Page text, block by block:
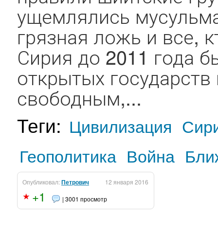
ущемлялись
грязная ложь и все,
Сирия до 2011 года
открытых
свободным,...
Теги: Цивилизация
Геополитика Война
Опубликовал:Петрович 12 января 2016
+1 | 3001 просмотр